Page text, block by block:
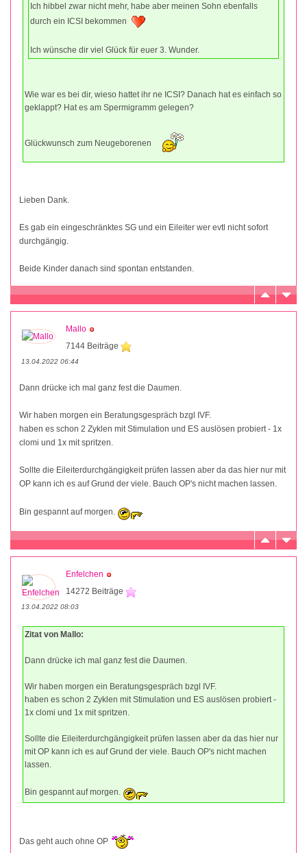
Ich hibbel zwar nicht mehr, habe aber meinen Sohn ebenfalls
durch ein ICSI bekommen
Ich wünsche dir viel Glück für euer 3. Wunder.
Wie war es bei dir, wieso hattet ihr ne ICSI? Danach hat es einfach so
geklappt? Hat es am Spermigramm gelegen?
Glückwunsch zum Neugeborenen
Lieben Dank.
Es gab ein eingeschränktes SG und ein Eileiter wer evtl nicht sofort
durchgängig.
Beide Kinder danach sind spontan entstanden.
Mallo
7144 Beiträge
13.04.2022 06:44
Dann drücke ich mal ganz fest die Daumen.
Wir haben morgen ein Beratungsgespräch bzgl IVF.
haben es schon 2 Zyklen mit Stimulation und ES auslösen probiert - 1x
clomi und 1x mit spritzen.
Sollte die Eileiterdurchgängigkeit prüfen lassen aber da das hier nur mit
OP kann ich es auf Grund der viele. Bauch OP's nicht machen lassen.
Bin gespannt auf morgen.
Enfelchen
14272 Beiträge
13.04.2022 08:03
Zitat von Mallo:
Dann drücke ich mal ganz fest die Daumen.
Wir haben morgen ein Beratungsgespräch bzgl IVF.
haben es schon 2 Zyklen mit Stimulation und ES auslösen probiert -
1x clomi und 1x mit spritzen.
Sollte die Eileiterdurchgängigkeit prüfen lassen aber da das hier nur
mit OP kann ich es auf Grund der viele. Bauch OP's nicht machen
lassen.
Bin gespannt auf morgen.
Das geht auch ohne OP